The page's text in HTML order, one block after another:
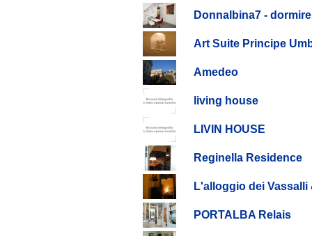
Donnalbina7 -
Art Suite Principe
Amedeo
living house
LIVIN HOUSE
Reginella Residence
L'alloggio dei Vassalli
PORTALBA Relais